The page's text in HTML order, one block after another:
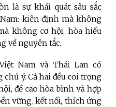
là sự khái quát sâu sắc
kiên định mà không
không cơ hội, hòa hiếu
về nguyên tắc.
Nam và Thái Lan có
chú ý. Cả hai đều coi trọng
đề cao hòa bình và hợp
vững, kết nối, thích ứng